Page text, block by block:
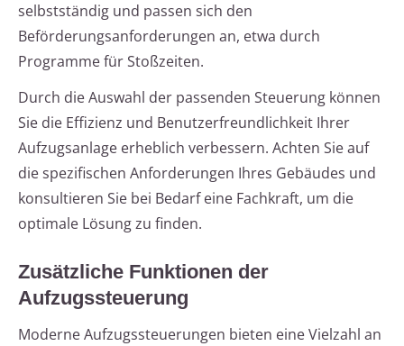
selbstständig und passen sich den
Beförderungsanforderungen an, etwa durch
Programme für Stoßzeiten.
Durch die Auswahl der passenden Steuerung können
Sie die Effizienz und Benutzerfreundlichkeit Ihrer
Aufzugsanlage erheblich verbessern. Achten Sie auf
die spezifischen Anforderungen Ihres Gebäudes und
konsultieren Sie bei Bedarf eine Fachkraft, um die
optimale Lösung zu finden.
Zusätzliche Funktionen der
Aufzugssteuerung
Moderne Aufzugssteuerungen bieten eine Vielzahl an